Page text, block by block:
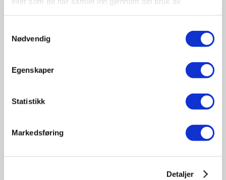
Nødvendig
Egenskaper
Statistikk
Markedsføring
Detaljer
09-10
Sted: Clarion Hotel & Congress Oslo Airport, Hans